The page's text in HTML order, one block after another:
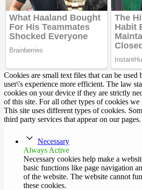
Cookies are small text files that can be used
user\'s experience more efficient. The law
cookies on your device if they are strictly
of this site. For all other types of cookies we
This site uses different types of cookies.
third party services that appear on our pages.
Necessary
Always Active
Necessary cookies help make a
basic functions like page navigation
of the website. The website cannot
these cookies.